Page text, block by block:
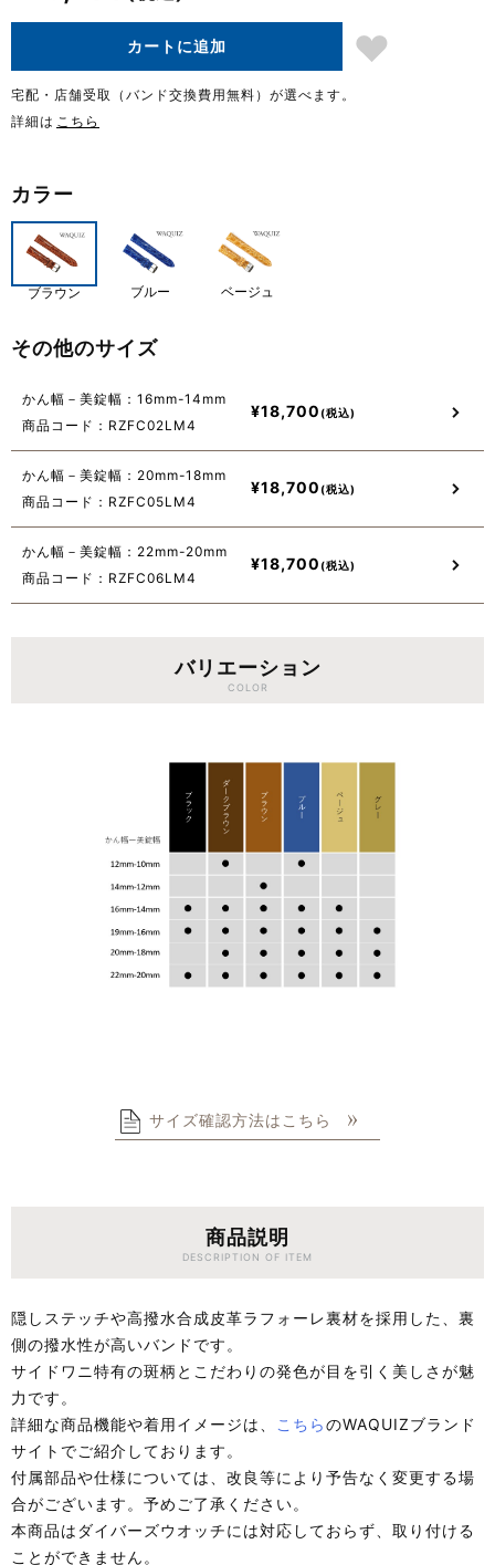
カートに追加
宅配・店舗受取（バンド交換費用無料）が選べます。
詳細は こちら
カラー
ブラウン ブルー ベージュ
その他のサイズ
かん幅－美錠幅：16mm-14mm
商品コード：RZFC02LM4
¥18,700
かん幅－美錠幅：20mm-18mm
商品コード：RZFC05LM4
¥18,700
かん幅－美錠幅：22mm-20mm
商品コード：RZFC06LM4
¥18,700
バリエーション
COLOR
サイズ確認方法はこちら
商品説明
DESCRIPTION OF ITEM
隠しステッチや高撥水合成皮革ラフォーレ裏材を採用した、裏
側の撥水性が高いバンドです。
サイドワニ特有の斑柄とこだわりの発色が目を引く美しさが魅
力です。
詳細な商品機能や着用イメージは、
こちらのWAQUIZブランド
サイトでご紹介しております。
付属部品や仕様については、改良等により予告なく変更する場
合がございます。予めご了承ください。
本商品はダイバーズウオッチには対応しておらず、取り付ける
ことができません。